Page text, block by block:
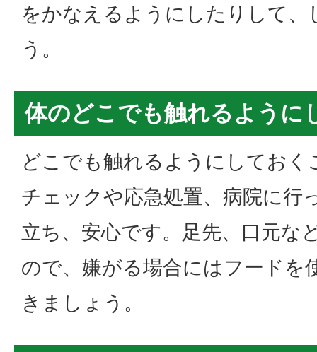
をかなえるようにしたりして
う。
体のどこでも触れるように
どこでも触れるようにしておく
チェックや応急処置、病院に行
立ち、安心です。足先、口元な
ので、嫌がる場合にはフードを
きましょう。